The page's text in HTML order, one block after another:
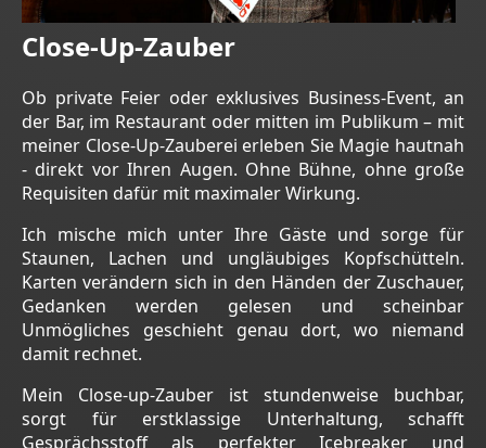
Close-Up-Zauber
Ob private Feier oder exklusives Business-Event, an
der Bar, im Restaurant oder mitten im Publikum – mit
meiner Close-Up-Zauberei erleben Sie Magie hautnah
- direkt vor Ihren Augen. Ohne Bühne, ohne große
Requisiten dafür mit maximaler Wirkung.
Ich mische mich unter Ihre Gäste und sorge für
Staunen, Lachen und ungläubiges Kopfschütteln.
Karten verändern sich in den Händen der Zuschauer,
Gedanken werden gelesen und scheinbar
Unmögliches geschieht genau dort, wo niemand
damit rechnet.
Mein Close-up-Zauber ist stundenweise buchbar,
sorgt für erstklassige Unterhaltung, schafft
Gesprächsstoff als perfekter Icebreaker und